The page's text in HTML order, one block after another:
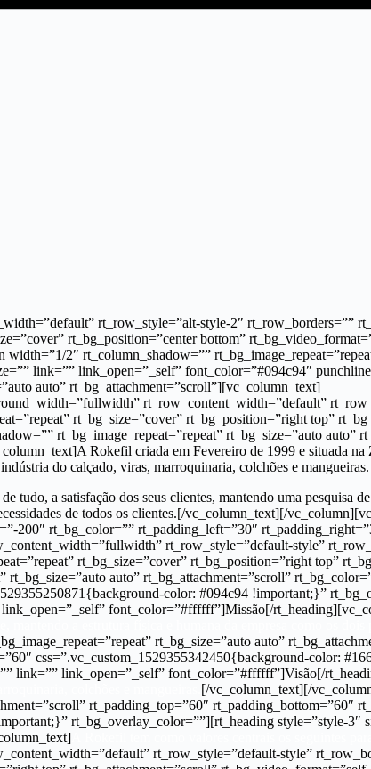
rt_row_style=”alt-style-2″ rt_row_borders=””
rt_bg_position=”center bottom”
2″ rt_column_shadow=””
link=”” link_open=”_self” font_color=”#094c94″
auto” rt_bg_attachment=”scroll”][vc_column_text]
rt_row_content_width=”default”
rt_bg_size=”cover” rt_bg_position=”right top”
rt_bg_image_repeat=”repeat” rt_bg_size=”auto auto”
Rokefil criada em Fevereiro de 1999 e situada na
do calçado, viras, marroquinaria, colchões e mangueiras.
tudo, a satisfação dos seus clientes, mantendo uma pesquisa
de todos os clientes.[/vc_column_text][/
200″ rt_bg_color=”” rt_padding_left=”30″
rt_row_style=”default-style”
rt_bg_size=”cover” rt_bg_position=”right top”
auto” rt_bg_attachment=”scroll”
color: #094c94 !important;}”
font_color=”#ffffff”]Missão[/
rt_bg_size=”auto auto”
css=”.vc_custom_1529355342450{background-color:
link=”” link_open=”_self” font_color=”#ffffff”]Visão[/
[/vc_column_text][/
rt_padding_top=”60″ rt_padding_bottom=”60″
rt_bg_overlay_color=””][rt_heading style=”style-3″
rt_row_style=”default-style”